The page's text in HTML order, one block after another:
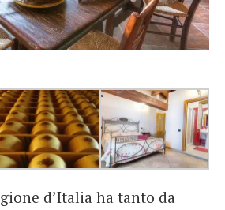
d’Italia ha tanto da